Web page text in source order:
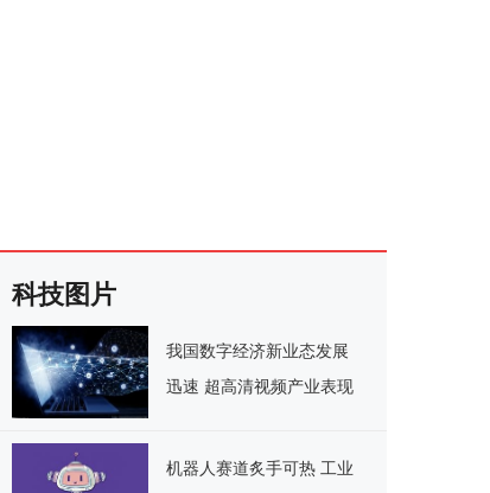
科技图片
我国数字经济新业态发展
迅速 超高清视频产业表现
机器人赛道炙手可热 工业